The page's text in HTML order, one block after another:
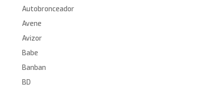
Autobronceador
Avene
Avizor
Babe
Banban
BD